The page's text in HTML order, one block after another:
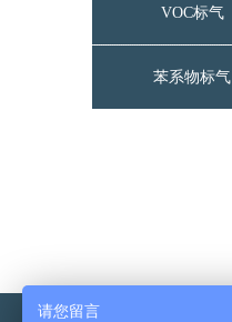
VOC标气
苯系物标气
请您留言